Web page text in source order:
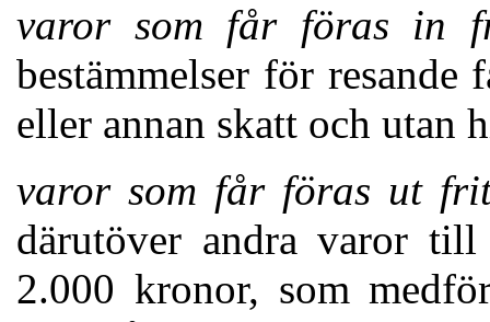
varor som får föras in
bestämmelser för
eller annan skatt och utan
varor som får föras ut
därutöver andra varor
2.000 kronor, som